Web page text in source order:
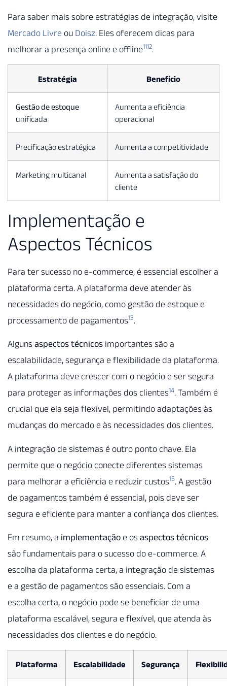
Para saber mais sobre estratégias de integração, visite
Mercado Livre ou Doisz. Eles oferecem dicas para
melhorar a presença online e offline1112.
Estratégia Benefício
Gestão de estoque
unificada
Aumenta a eficiência
operacional
Precificação estratégica Aumenta a competitividade
Marketing multicanal
Aumenta a satisfação do
cliente
Implementação e
Aspectos Técnicos
Para ter sucesso no e-commerce, é essencial escolher a
plataforma certa. A plataforma deve atender às
necessidades do negócio, como gestão de estoque e
processamento de pagamentos13.
Alguns aspectos técnicos importantes são a
escalabilidade, segurança e flexibilidade da plataforma.
A plataforma deve crescer com o negócio e ser segura
para proteger as informações dos clientes14. Também é
crucial que ela seja flexível, permitindo adaptações às
mudanças do mercado e às necessidades dos clientes.
A integração de sistemas é outro ponto chave. Ela
permite que o negócio conecte diferentes sistemas
para melhorar a eficiência e reduzir custos15. A gestão
de pagamentos também é essencial, pois deve ser
segura e eficiente para manter a confiança dos clientes.
Em resumo, a implementação e os aspectos técnicos
são fundamentais para o sucesso do e-commerce. A
escolha da plataforma certa, a integração de sistemas
e a gestão de pagamentos são essenciais. Com a
escolha certa, o negócio pode se beneficiar de uma
plataforma escalável, segura e flexível, que atenda às
necessidades dos clientes e do negócio.
Plataforma Escalabilidade Segurança